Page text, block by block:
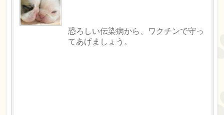
恐ろしい伝染病から、ワクチンで守っ
てあげましょう。